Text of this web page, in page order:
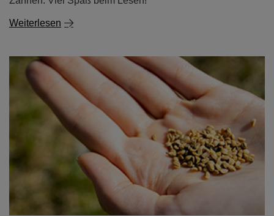
Kann man Mate Tee in einem Topf anbauen? Einige
interessante Fakten über die Früchte, die Samen und
den Anbau der Stechpalme